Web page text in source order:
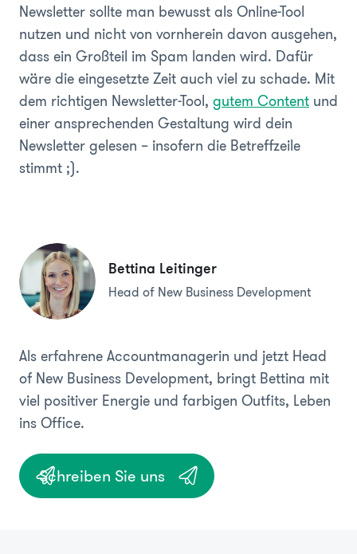
Newsletter sollte man bewusst als Online-Tool
nutzen und nicht von vornherein davon ausgehen,
dass ein Großteil im Spam landen wird. Dafür
wäre die eingesetzte Zeit auch viel zu schade. Mit
dem richtigen Newsletter-Tool, gutem Content und
einer ansprechenden Gestaltung wird dein
Newsletter gelesen – insofern die Betreffzeile
stimmt ;).
Bettina Leitinger
Head of New Business Development
Als erfahrene Accountmanagerin und jetzt Head
of New Business Development, bringt Bettina mit
viel positiver Energie und farbigen Outfits, Leben
ins Office.
Schreiben Sie uns